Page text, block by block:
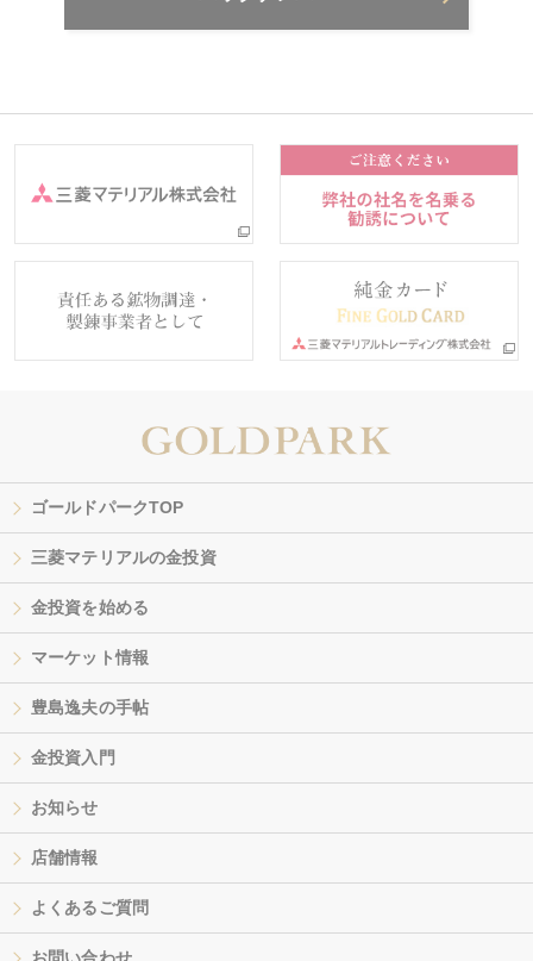
ゴールドパークTOP
三菱マテリアルの金投資
金投資を始める
マーケット情報
豊島逸夫の手帖
金投資入門
お知らせ
店舗情報
よくあるご質問